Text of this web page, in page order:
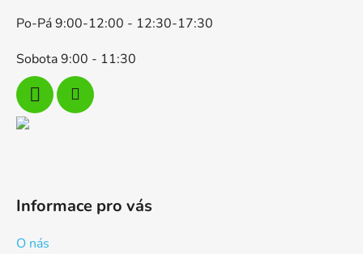
Po-Pá 9:00-12:00 - 12:30-17:30
Sobota 9:00 - 11:30
Informace pro vás
O nás